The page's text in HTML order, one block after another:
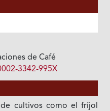
de Café
3342-995X
cultivos como el fríjol